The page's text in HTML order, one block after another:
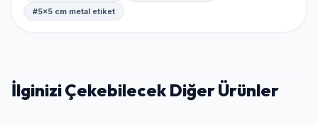
#5x5 cm metal etiket
İlginizi Çekebilecek Diğer Ürünler